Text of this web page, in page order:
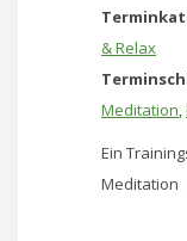
& Relax
Meditation,
Ein
Meditation